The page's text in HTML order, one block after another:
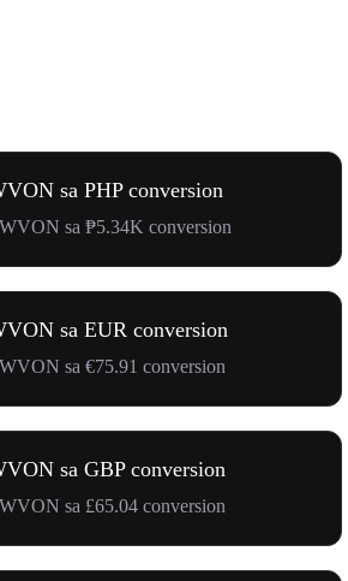
sa PHP conversion
sa ₱5.34K conversion
sa EUR conversion
sa €75.91 conversion
sa GBP conversion
sa £65.04 conversion